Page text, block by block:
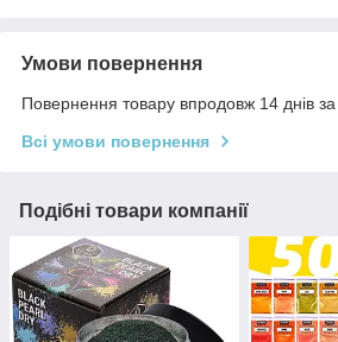
Умови повернення
Повернення товару впродовж 14 днів
Всі умови повернення
Подібні товари компанії